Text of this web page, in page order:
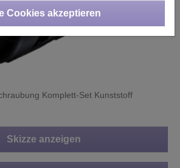
Komplett-Set Kunststoff
Skizze anzeigen
Cookies akzeptieren